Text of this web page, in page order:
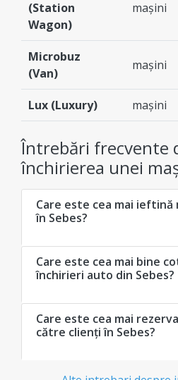
(Station
Wagon)
mașini
Microbuz
(Van)
mașini
Lux (Luxury) mașini
Întrebări frecvente
închirierea unei
Care este cea mai ieftină
în Sebes?
Care este cea mai bine
închirieri auto din Sebes?
Care este cea mai
către clienți în Sebes?